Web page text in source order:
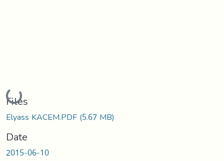
Loading...
Files
Elyass KACEM.PDF(5.67 MB)
Date
2015-06-10